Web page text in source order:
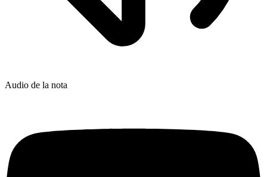
Audio de la nota